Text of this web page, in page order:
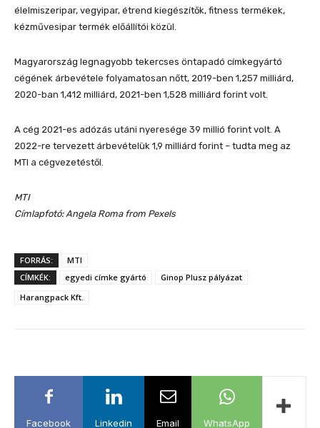
élelmiszeripar, vegyipar, étrend kiegészítők, fitness termékek,
kézművesipar termék előállítói közül.
Magyarország legnagyobb tekercses öntapadó címkegyártó
cégének árbevétele folyamatosan nőtt, 2019-ben 1,257 milliárd,
2020-ban 1,412 milliárd, 2021-ben 1,528 milliárd forint volt.
A cég 2021-es adózás utáni nyeresége 39 millió forint volt. A
2022-re tervezett árbevételük 1,9 milliárd forint – tudta meg az
MTI a cégvezetéstől.
MTI
Címlapfotó: Angela Roma from Pexels
FORRÁS:
MTI
CÍMKÉK:
egyedi címke gyártó
Ginop Plusz pályázat
Harangpack Kft.
Facebook Linkedin Email WhatsApp